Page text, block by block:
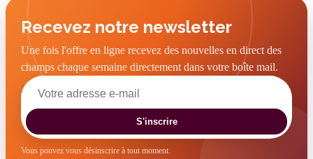
Recevez notre newsletter
Une fois l'offre en ligne recevez des nouvelles en direct des
champs chaque semaine directement dans votre boîte mail.
S'inscrire
Vous pouvez vous désinscrire à tout moment.